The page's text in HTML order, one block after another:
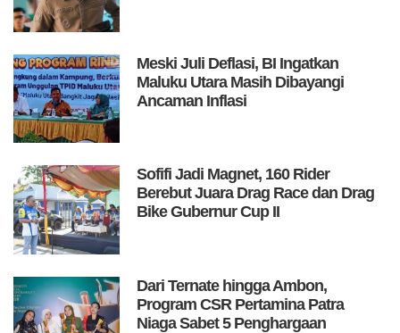
Meski Juli Deflasi, BI Ingatkan
Maluku Utara Masih Dibayangi
Ancaman Inflasi
Sofifi Jadi Magnet, 160 Rider
Berebut Juara Drag Race dan Drag
Bike Gubernur Cup II
Dari Ternate hingga Ambon,
Program CSR Pertamina Patra
Niaga Sabet 5 Penghargaan